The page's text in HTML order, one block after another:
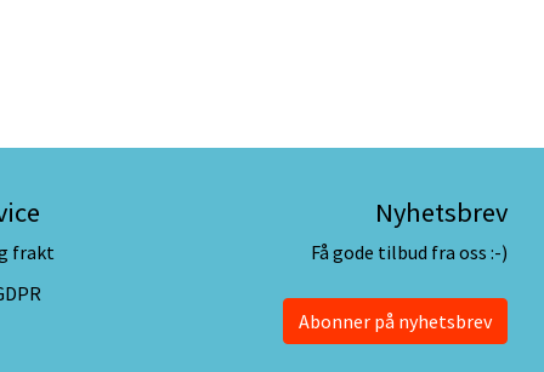
frakt
Nyhetsbrev
Få gode tilbud fra oss :-)
Abonner på nyhetsbrev